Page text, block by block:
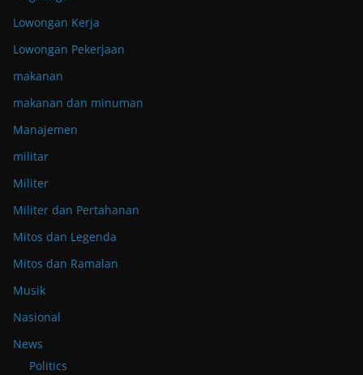
Lowongan Kerja
Lowongan Pekerjaan
makanan
makanan dan minuman
Manajemen
militar
Militer
Militer dan Pertahanan
Mitos dan Legenda
Mitos dan Ramalan
Musik
Nasional
News
Politics